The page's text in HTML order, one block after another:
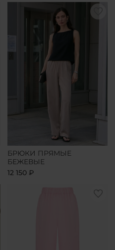
БРЮКИ ПРЯМЫЕ
БЕЖЕВЫЕ
12 150 ₽